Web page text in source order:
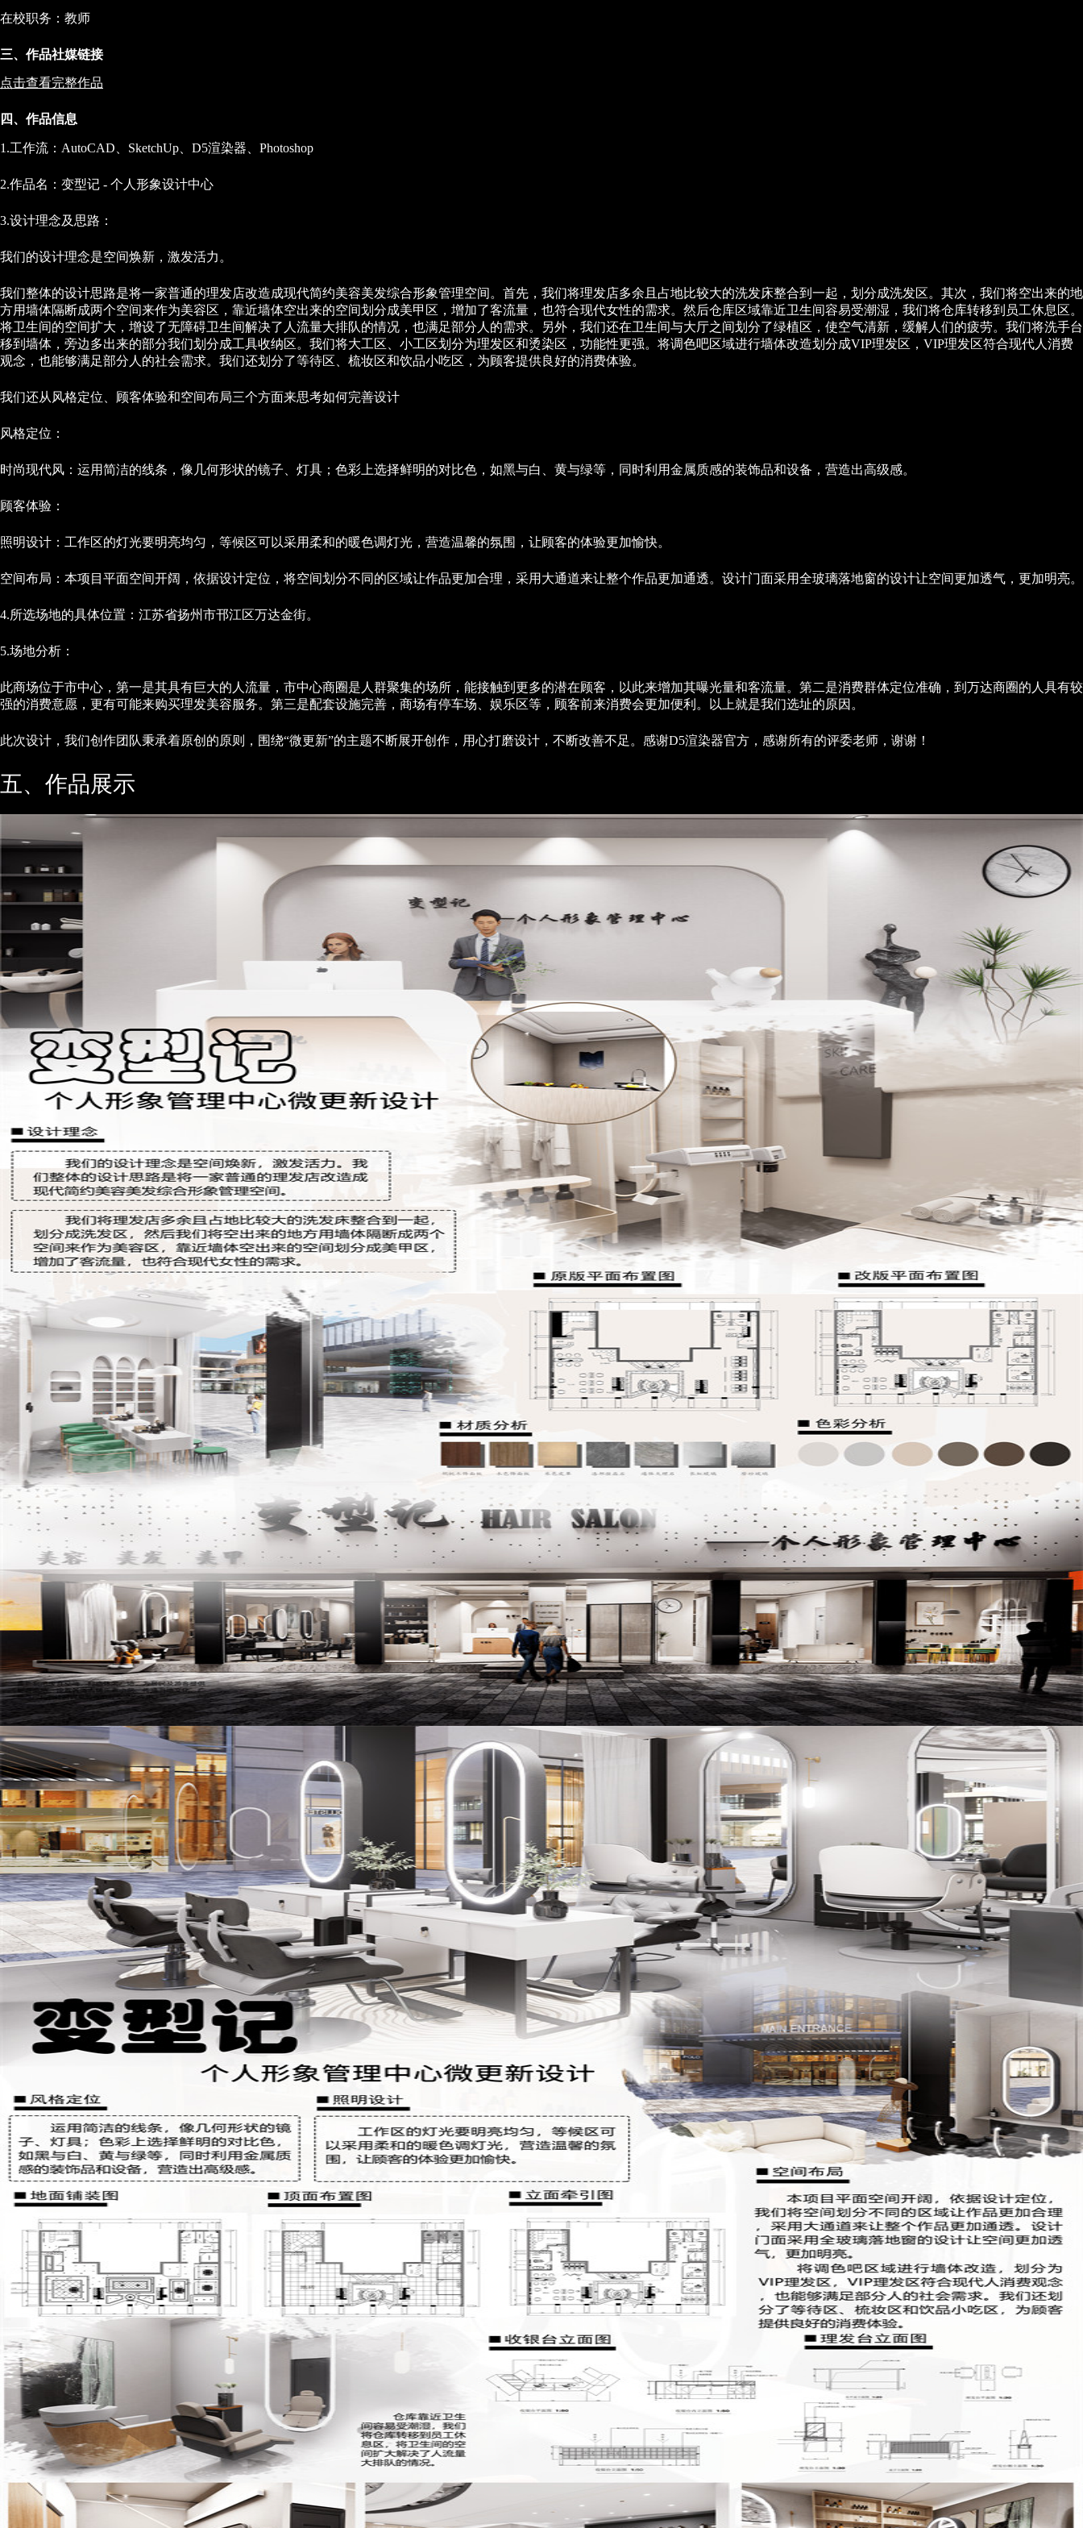
在校职务：教师
三、作品社媒链接
点击查看完整作品
四、作品信息
1.工作流：AutoCAD、SketchUp、D5渲染器、Photoshop
2.作品名：变型记 - 个人形象设计中心
3.设计理念及思路：
我们的设计理念是空间焕新，激发活力。
我们整体的设计思路是将一家普通的理发店改造成现代简约美容美发综合形象管理空间。首先，我们将理发店多余且占地比较大的洗发床整合到一起，划分成洗发区。其次，我们将空出来的地
方用墙体隔断成两个空间来作为美容区，靠近墙体空出来的空间划分成美甲区，增加了客流量，也符合现代女性的需求。然后仓库区域靠近卫生间容易受潮湿，我们将仓库转移到员工休息区。
将卫生间的空间扩大，增设了无障碍卫生间解决了人流量大排队的情况，也满足部分人的需求。另外，我们还在卫生间与大厅之间划分了绿植区，使空气清新，缓解人们的疲劳。我们将洗手台
移到墙体，旁边多出来的部分我们划分成工具收纳区。我们将大工区、小工区划分为理发区和烫染区，功能性更强。将调色吧区域进行墙体改造划分成VIP理发区，VIP理发区符合现代人消费
观念，也能够满足部分人的社会需求。我们还划分了等待区、梳妆区和饮品小吃区，为顾客提供良好的消费体验。
我们还从风格定位、顾客体验和空间布局三个方面来思考如何完善设计
风格定位：
时尚现代风：运用简洁的线条，像几何形状的镜子、灯具；色彩上选择鲜明的对比色，如黑与白、黄与绿等，同时利用金属质感的装饰品和设备，营造出高级感。
顾客体验：
照明设计：工作区的灯光要明亮均匀，等候区可以采用柔和的暖色调灯光，营造温馨的氛围，让顾客的体验更加愉快。
空间布局：本项目平面空间开阔，依据设计定位，将空间划分不同的区域让作品更加合理，采用大通道来让整个作品更加通透。设计门面采用全玻璃落地窗的设计让空间更加透气，更加明亮。
4.所选场地的具体位置：江苏省扬州市邗江区万达金街。
5.场地分析：
此商场位于市中心，第一是其具有巨大的人流量，市中心商圈是人群聚集的场所，能接触到更多的潜在顾客，以此来增加其曝光量和客流量。第二是消费群体定位准确，到万达商圈的人具有较
强的消费意愿，更有可能来购买理发美容服务。第三是配套设施完善，商场有停车场、娱乐区等，顾客前来消费会更加便利。以上就是我们选址的原因。
此次设计，我们创作团队秉承着原创的原则，围绕“微更新”的主题不断展开创作，用心打磨设计，不断改善不足。感谢D5渲染器官方，感谢所有的评委老师，谢谢！
五、作品展示